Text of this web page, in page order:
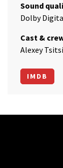
Sound
Dolby
Cast &
Alexey
IMDB